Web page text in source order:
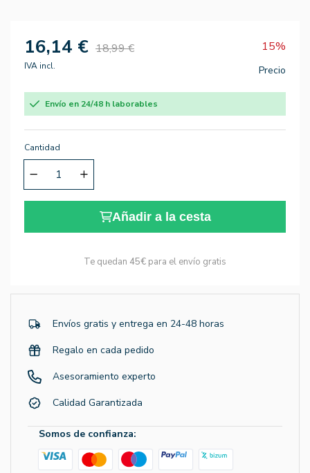
16,14 € 18,99 € 15%
IVA incl. Precio
Envío en 24/48 h laborables
Cantidad
Añadir a la cesta
Te quedan 45€ para el envío gratis
Envíos gratis y entrega en 24-48 horas
Regalo en cada pedido
Asesoramiento experto
Calidad Garantizada
Somos de confianza: